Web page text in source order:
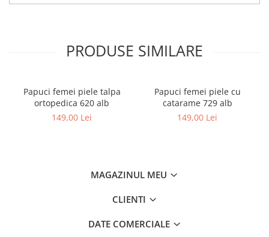
PRODUSE SIMILARE
Papuci femei piele talpa
ortopedica 620 alb
149,00 Lei
Papuci femei piele cu
catarame 729 alb
149,00 Lei
MAGAZINUL MEU
CLIENTI
DATE COMERCIALE